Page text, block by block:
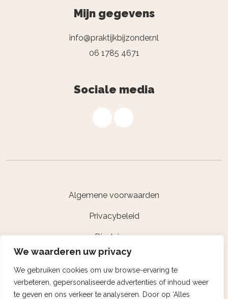
We waarderen uw privacy
We gebruiken cookies om uw browse-ervaring te
verbeteren, gepersonaliseerde advertenties of inhoud weer
te geven en ons verkeer te analyseren. Door op ‘Alles
Mijn gegevens
info@praktijkbijzonder.nl
06 1785 4671
Sociale media
Algemene voorwaarden
Privacybeleid
Disclaimer
Powered by Nextcap